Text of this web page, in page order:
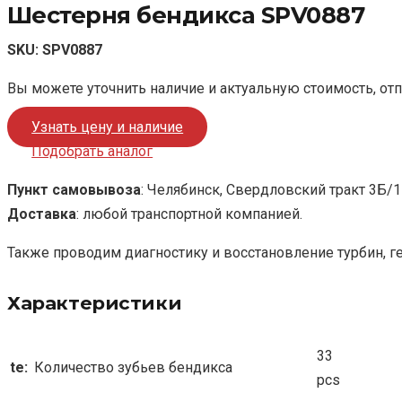
Шестерня бендикса SPV0887
SKU: SPV0887
Вы можете уточнить наличие и актуальную стоимость,
Узнать цену и наличие
Подобрать аналог
Пункт самовывоза: Челябинск, Свердловский тракт 3Б/1
Доставка: любой транспортной компанией.
Также проводим диагностику и восстановление турбин,
Характеристики
te: Количество зубьев бендикса
33
pcs